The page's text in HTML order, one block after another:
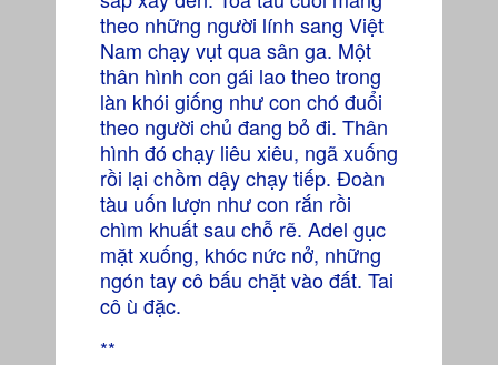
theo những người lính sang Việt
Nam chạy vụt qua sân ga. Một
thân hình con gái lao theo trong
làn khói giống như con chó đuổi
theo người chủ đang bỏ đi. Thân
hình đó chạy liêu xiêu, ngã xuống
rồi lại chồm dậy chạy tiếp. Đoàn
tàu uốn lượn như con rắn rồi
chìm khuất sau chỗ rẽ. Adel gục
mặt xuống, khóc nức nở, những
ngón tay cô bấu chặt vào đất. Tai
cô ù đặc.
**